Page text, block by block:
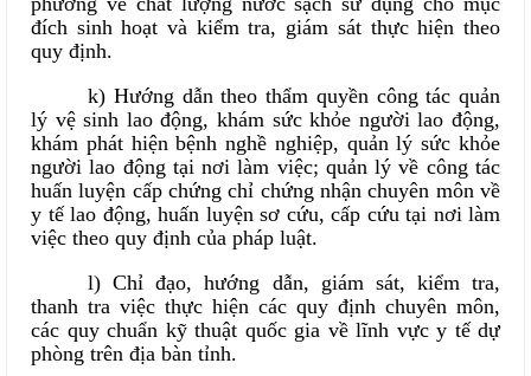
đích sinh hoạt và kiểm tra, giám sát thực hiện theo
quy định.
k) Hướng dẫn theo thẩm quyền công tác quản
lý vệ sinh lao động, khám sức khỏe người lao động,
khám phát hiện bệnh nghề nghiệp, quản lý sức khỏe
người lao động tại nơi làm việc; quản lý về công tác
huấn luyện cấp chứng chỉ chứng nhận chuyên môn về
y tế lao động, huấn luyện sơ cứu, cấp cứu tại nơi làm
việc theo quy định của pháp luật.
l) Chỉ đạo, hướng dẫn, giám sát, kiểm tra,
thanh tra việc thực hiện các quy định chuyên môn,
các quy chuẩn kỹ thuật quốc gia về lĩnh vực y tế dự
phòng trên địa bàn tỉnh.